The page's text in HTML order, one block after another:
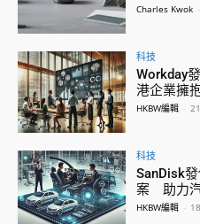
Charles Kwok -
科技
Workday
港企業擁
HKBW編輯 -
科技
SanDisk
案 助力
HKBW編輯 -